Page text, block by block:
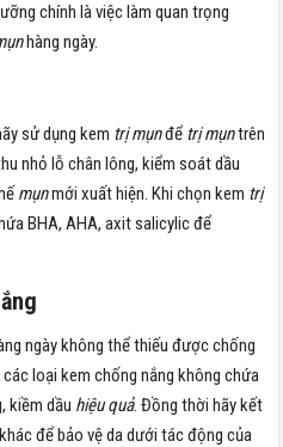
chính là việc làm quan trọng
hàng ngày.
sử dụng kem trị mụnđể trị mụntrên
nhỏ lỗ chân lông, kiểm soát dầu
mụnmới xuất hiện. Khi chọn kem trị
BHA, AHA, axit salicylic để
ngày không thể thiếu được chống
các loại kem chống nắng không chứa
kiềm dầu hiệu quả. Đồng thời hãy kết
để bảo vệ da dưới tác động của